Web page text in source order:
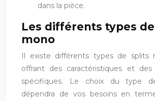
dans la pièce.
Les différents types
mono
Il existe différents types de splits
offrant des caractéristiques et des
spécifiques. Le choix du type
dépendra de vos besoins en